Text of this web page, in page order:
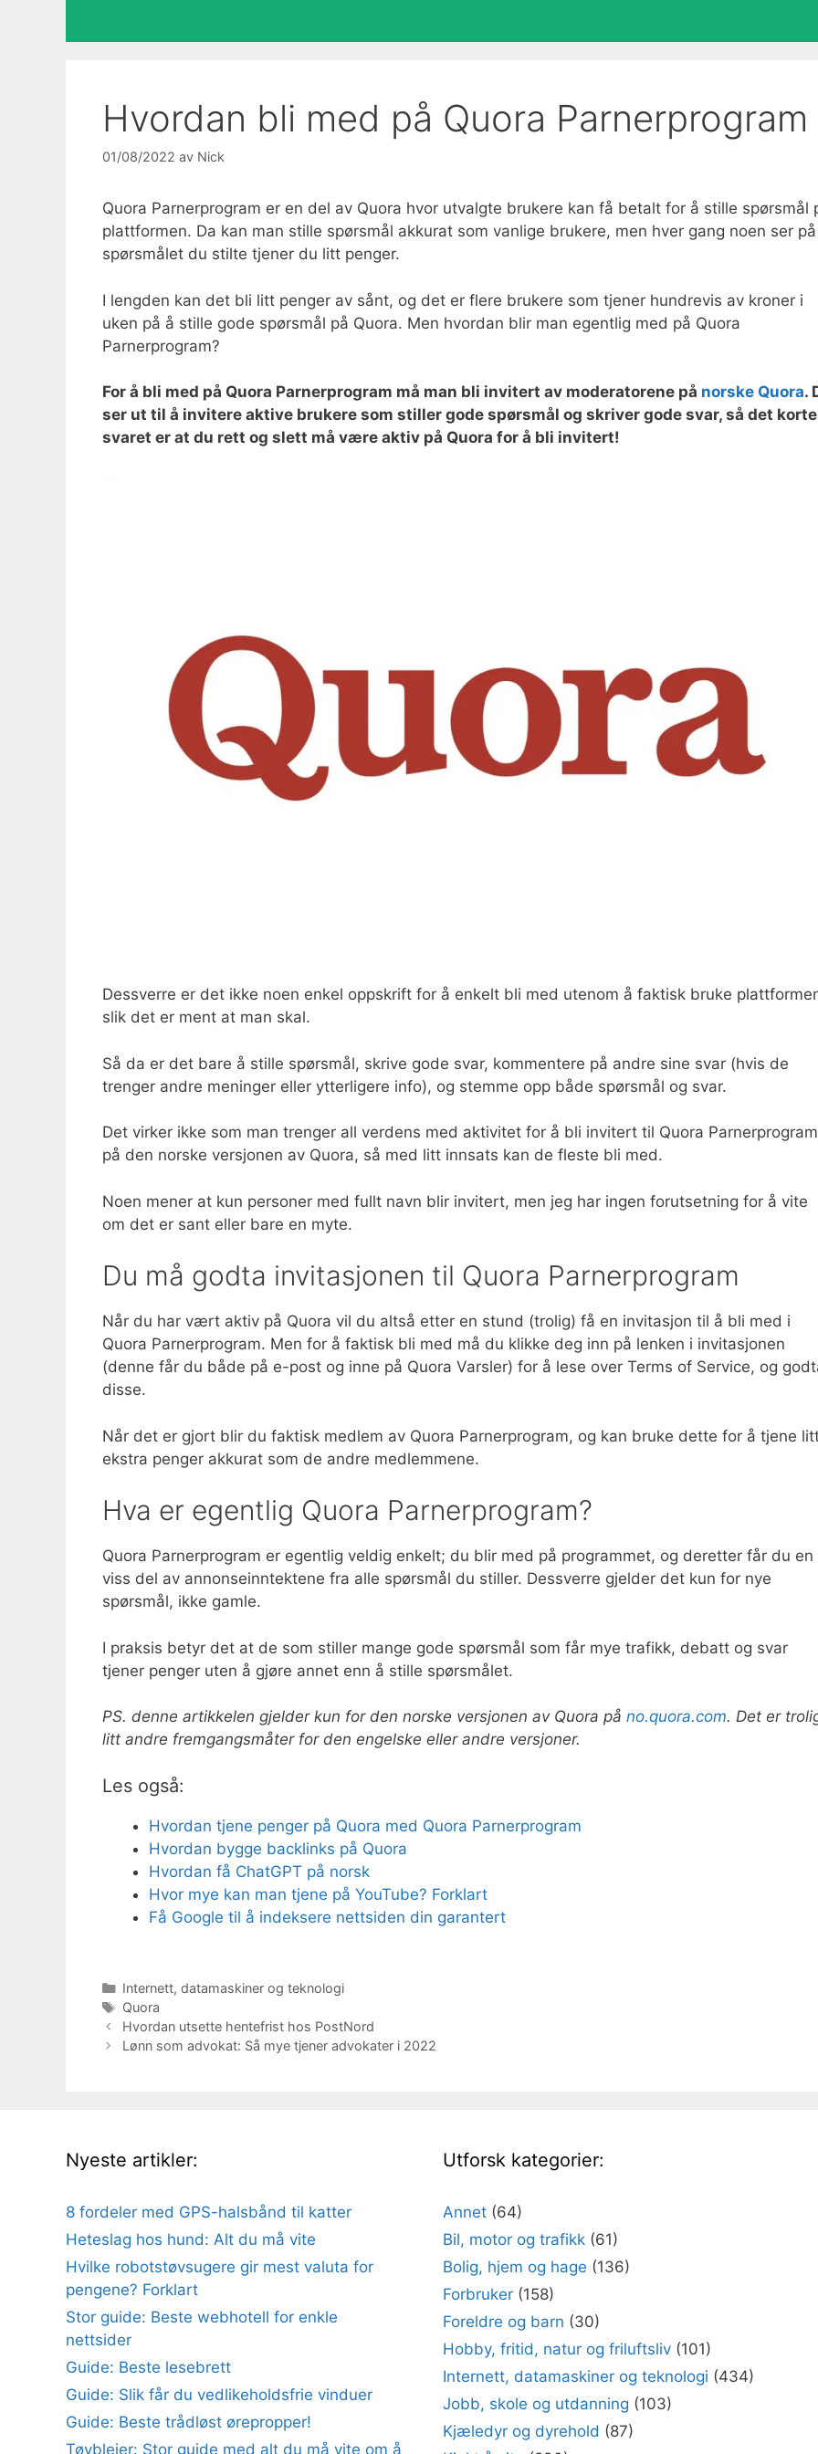
Hvordan bli med på Quora Parnerprogram
01/08/2022 av Nick
Quora Parnerprogram er en del av Quora hvor utvalgte brukere kan få betalt for å stille spørsmål
plattformen. Da kan man stille spørsmål akkurat som vanlige brukere, men hver gang noen ser på
spørsmålet du stilte tjener du litt penger.
I lengden kan det bli litt penger av sånt, og det er flere brukere som tjener hundrevis av kroner i
uken på å stille gode spørsmål på Quora. Men hvordan blir man egentlig med på Quora
Parnerprogram?
For å bli med på Quora Parnerprogram må man bli invitert av moderatorene på norske Quora.
ser ut til å invitere aktive brukere som stiller gode spørsmål og skriver gode svar, så det korte
svaret er at du rett og slett må være aktiv på Quora for å bli invitert!
Dessverre er det ikke noen enkel oppskrift for å enkelt bli med utenom å faktisk bruke
slik det er ment at man skal.
Så da er det bare å stille spørsmål, skrive gode svar, kommentere på andre sine svar (hvis de
trenger andre meninger eller ytterligere info), og stemme opp både spørsmål og svar.
Det virker ikke som man trenger all verdens med aktivitet for å bli invitert til Quora Parnerprogram
på den norske versjonen av Quora, så med litt innsats kan de fleste bli med.
Noen mener at kun personer med fullt navn blir invitert, men jeg har ingen forutsetning for å vite
om det er sant eller bare en myte.
Du må godta invitasjonen til Quora Parnerprogram
Når du har vært aktiv på Quora vil du altså etter en stund (trolig) få en invitasjon til å bli med i
Quora Parnerprogram. Men for å faktisk bli med må du klikke deg inn på lenken i invitasjonen
(denne får du både på e-post og inne på Quora Varsler) for å lese over Terms of Service, og
disse.
Når det er gjort blir du faktisk medlem av Quora Parnerprogram, og kan bruke dette for å tjene
ekstra penger akkurat som de andre medlemmene.
Hva er egentlig Quora Parnerprogram?
Quora Parnerprogram er egentlig veldig enkelt; du blir med på programmet, og deretter får du en
viss del av annonseinntektene fra alle spørsmål du stiller. Dessverre gjelder det kun for nye
spørsmål, ikke gamle.
I praksis betyr det at de som stiller mange gode spørsmål som får mye trafikk, debatt og svar
tjener penger uten å gjøre annet enn å stille spørsmålet.
PS. denne artikkelen gjelder kun for den norske versjonen av Quora på no.quora.com. Det er
litt andre fremgangsmåter for den engelske eller andre versjoner.
Les også:
Hvordan tjene penger på Quora med Quora Parnerprogram
Hvordan bygge backlinks på Quora
Hvordan få ChatGPT på norsk
Hvor mye kan man tjene på YouTube? Forklart
Få Google til å indeksere nettsiden din garantert
Kategorier
Internett, datamaskiner og teknologi
Stikkord
Quora
Hvordan utsette hentefrist hos PostNord
Lønn som advokat: Så mye tjener advokater i 2022
Nyeste artikler:
8 fordeler med GPS-halsbånd til katter
Heteslag hos hund: Alt du må vite
Hvilke robotstøvsugere gir mest valuta for
pengene? Forklart
Stor guide: Beste webhotell for enkle
nettsider
Guide: Beste lesebrett
Guide: Slik får du vedlikeholdsfrie vinduer
Guide: Beste trådløst ørepropper!
Tøybleier: Stor guide med alt du må vite om å
Utforsk kategorier:
Annet (64)
Bil, motor og trafikk (61)
Bolig, hjem og hage (136)
Forbruker (158)
Foreldre og barn (30)
Hobby, fritid, natur og friluftsliv (101)
Internett, datamaskiner og teknologi (434)
Jobb, skole og utdanning (103)
Kjæledyr og dyrehold (87)